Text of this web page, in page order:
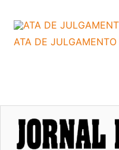
ATA DE JULGAMENTO